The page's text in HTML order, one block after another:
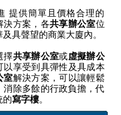
提供簡單且價格合理的
決方案，各共享辦公室位
具聲望的商業大廈內。
擇共享辦公室或虛擬辦公
以享受到具彈性及具成本
室解決方案，可以讓輕鬆
消除多餘的行政負擔，代
的寫字樓。